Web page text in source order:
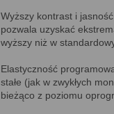
Wyższy kontrast i
pozwala uzyskać
wyższy niż w
Elastyczność
stałe (jak w zwykłych
bieżąco z poziomu